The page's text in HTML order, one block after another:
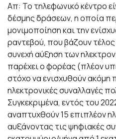
Απ: Το τηλεφωνικό κέντρο
δέσμης δράσεων, η οποία
μονιμοποίηση και την
ραντεβού, που βάζουν
συνεχή αύξηση των
παρέχει ο φορέας (πλέον
στόχο να ενισχυθούν ακόμη
ηλεκτρονικές συναλλαγές
Συγκεκριμένα, εντός του
αναπτυχθούν 15 επιπλέον
αυξάνοντας τις ψηφιακές